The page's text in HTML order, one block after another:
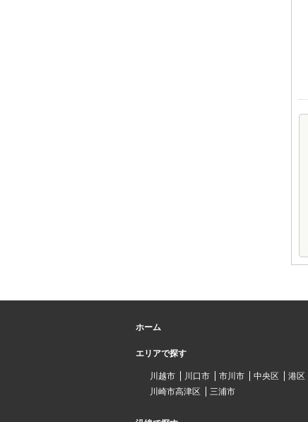
ホーム
エリアで探す
川越市 川口市 市川市 中央区 港区
川崎市高津区
三浦市